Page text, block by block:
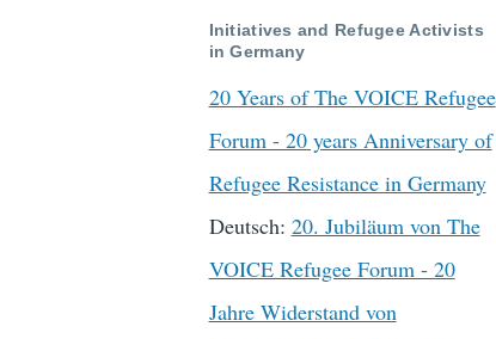
Initiatives and Refugee Activists
in Germany
20 Years of The VOICE Refugee
Forum - 20 years Anniversary of
Refugee Resistance in Germany
Deutsch: 20. Jubiläum von The
VOICE Refugee Forum - 20
Jahre Widerstand von